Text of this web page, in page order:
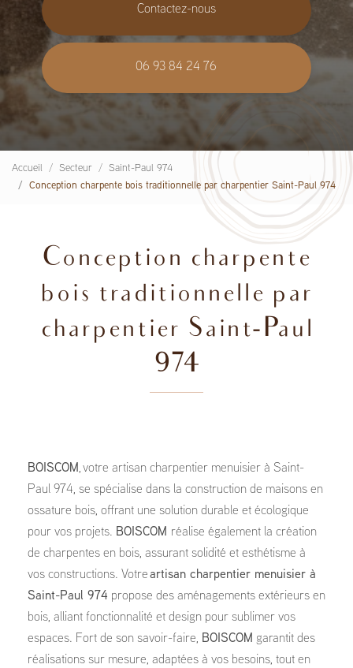
Contactez-nous
06 93 84 24 76
Accueil Secteur
Saint-Paul 974
Conception charpente bois traditionnelle par charpentier Saint-Paul 974
Conception charpente
bois traditionnelle par
charpentier Saint-Paul
974
BOISCOM, votre artisan charpentier menuisier à Saint-
Paul 974, se spécialise dans la construction de maisons en
ossature bois, offrant une solution durable et écologique
pour vos projets. BOISCOM réalise également la création
de charpentes en bois, assurant solidité et esthétisme à
vos constructions. Votre artisan charpentier menuisier à
Saint-Paul 974 propose des aménagements extérieurs en
bois, alliant fonctionnalité et design pour sublimer vos
espaces. Fort de son savoir-faire, BOISCOM garantit des
réalisations sur mesure, adaptées à vos besoins, tout en